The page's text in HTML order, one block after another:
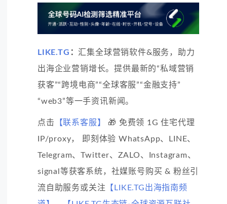
LIKE.TG ： 汇集全球营销软件&服务，助力
出海企业营销增长。提供最新的“私域营销
获客”“跨境电商”“全球客服”“金融支持”
“web3”等一手资讯新闻。
点击 【联系客服】
🎁 免费领 1G 住宅代理
IP/proxy， 即刻体验 WhatsApp、LINE、
Telegram、Twitter、ZALO、Instagram、
signal等获客系统，社媒账号购买 & 粉丝引
流自助服务或关注 【LIKE.TG出海指南频